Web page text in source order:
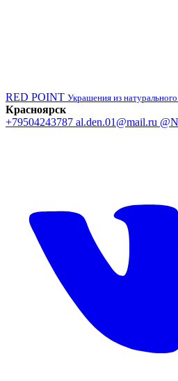
RED POINT Украшения из
Красноярск
+79504243787 al.den.01@mail.ru